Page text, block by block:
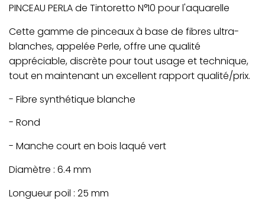
PINCEAU PERLA de Tintoretto N°10 pour l'aquarelle
Cette gamme de pinceaux à base de fibres ultra-
blanches, appelée Perle, offre une qualité
appréciable, discrète pour tout usage et technique,
tout en maintenant un excellent rapport qualité/prix.
- Fibre synthétique blanche
- Rond
- Manche court en bois laqué vert
Diamètre : 6.4 mm
Longueur poil : 25 mm